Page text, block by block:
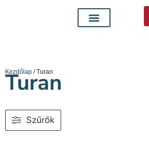
Kezdőlap / Turan
Turan
Szűrők